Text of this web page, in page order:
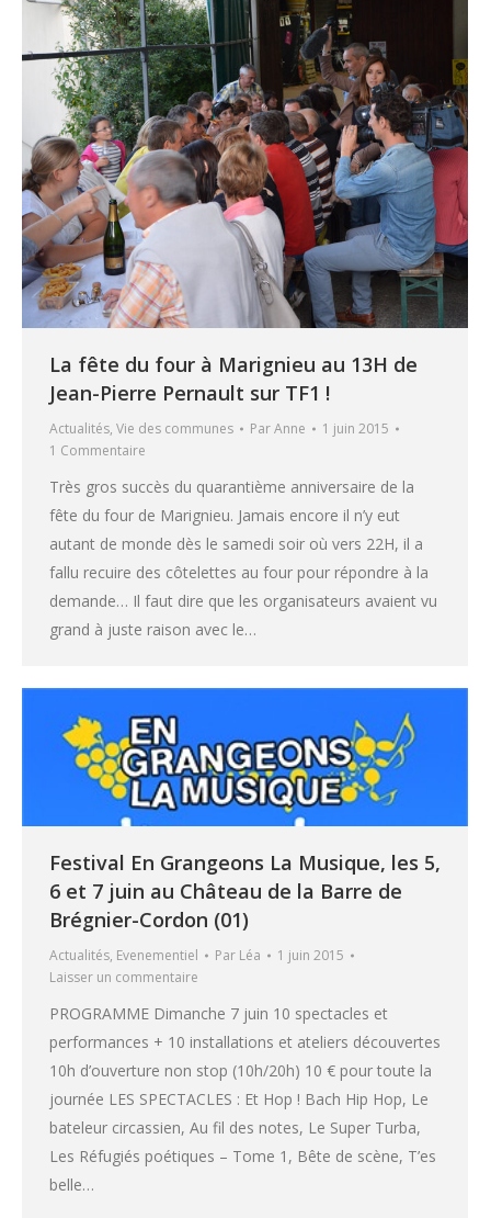
La fête du four à Marignieu au 13H de
Jean-Pierre Pernault sur TF1 !
Actualités, Vie des communes ParAnne
1 juin 2015
1 Commentaire
Très gros succès du quarantième anniversaire de la
fête du four de Marignieu. Jamais encore il n’y eut
autant de monde dès le samedi soir où vers 22H, il a
fallu recuire des côtelettes au four pour répondre à la
demande… Il faut dire que les organisateurs avaient vu
grand à juste raison avec le…
Festival En Grangeons La Musique, les 5,
6 et 7 juin au Château de la Barre de
Brégnier-Cordon (01)
Actualités, Evenementiel Par Léa
1 juin 2015
Laisser un commentaire
PROGRAMME Dimanche 7 juin 10 spectacles et
performances + 10 installations et ateliers découvertes
10h d’ouverture non stop (10h/20h) 10 € pour toute la
journée LES SPECTACLES : Et Hop ! Bach Hip Hop, Le
bateleur circassien, Au fil des notes, Le Super Turba,
Les Réfugiés poétiques – Tome 1, Bête de scène, T’es
belle…